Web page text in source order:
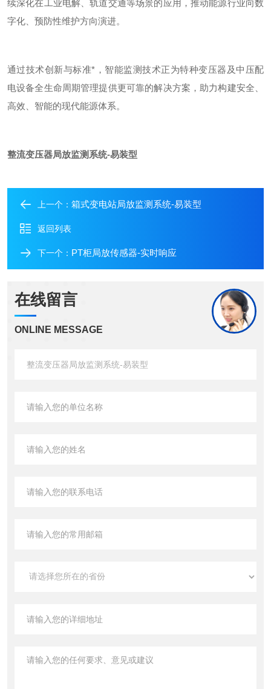
续深化在工业电解、轨道交通等场景的应用，推动能源行业向数
字化、预防性维护方向演进。
通过技术创新与标准*，智能监测技术正为特种变压器及中压配
电设备全生命周期管理提供更可靠的解决方案，助力构建安全、
高效、智能的现代能源体系。
整流变压器局放监测系统-易装型
上一个： 箱式变电站局放监测系统-易装型
返回列表
下一个： PT柜局放传感器-实时响应
在线留言
ONLINE MESSAGE